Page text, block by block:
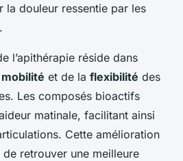
la douleur ressentie par les
l’apithérapie réside dans
et de la flexibilité des
Les composés bioactifs
matinale, facilitant ainsi
Cette amélioration
retrouver une meilleure